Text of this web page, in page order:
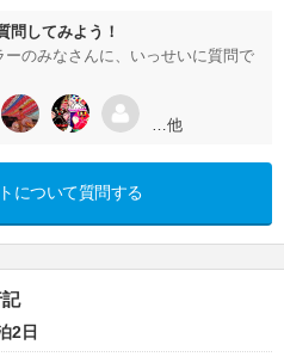
問してみよう！
のみなさんに、いっせいに質問で
…他
について質問する
2日